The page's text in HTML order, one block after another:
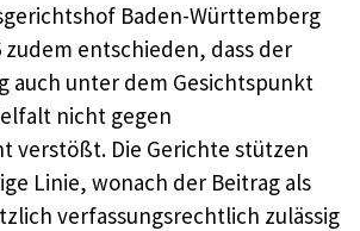
Baden-Württemberg
zudem entschieden, dass der
auch unter dem Gesichtspunkt
nicht gegen
verstößt. Die Gerichte stützen
Linie, wonach der Beitrag als
verfassungsrechtlich zulässig